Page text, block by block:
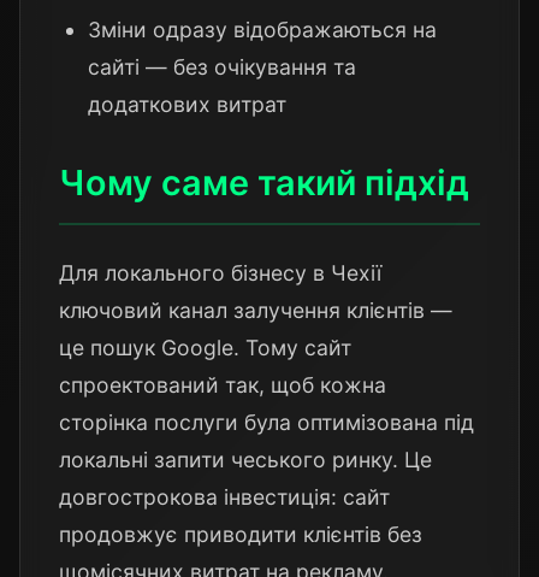
Зміни одразу відображаються на
сайті — без очікування та
додаткових витрат
Чому саме такий підхід
Для локального бізнесу в Чехії
ключовий канал залучення клієнтів —
це пошук Google. Тому сайт
спроектований так, щоб кожна
сторінка послуги була оптимізована під
локальні запити чеського ринку. Це
довгострокова інвестиція: сайт
продовжує приводити клієнтів без
щомісячних витрат на рекламу.